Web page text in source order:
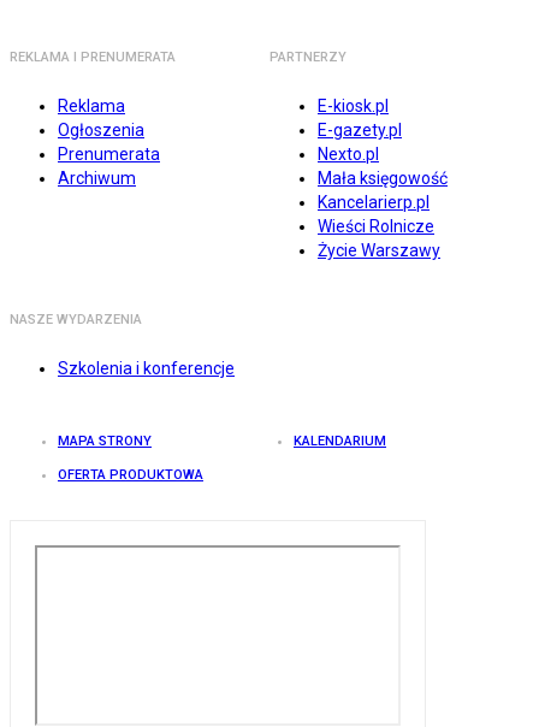
REKLAMA I PRENUMERATA
Reklama
Ogłoszenia
Prenumerata
Archiwum
PARTNERZY
E-kiosk.pl
E-gazety.pl
Nexto.pl
Mała księgowość
Kancelarierp.pl
Wieści Rolnicze
Życie Warszawy
NASZE WYDARZENIA
Szkolenia i konferencje
MAPA STRONY KALENDARIUM
OFERTA PRODUKTOWA